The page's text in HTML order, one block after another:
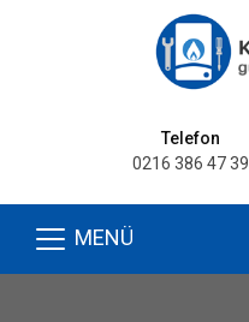
Telefon
0216 386 47 39
MENÜ